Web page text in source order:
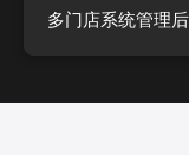
多门店系统管理